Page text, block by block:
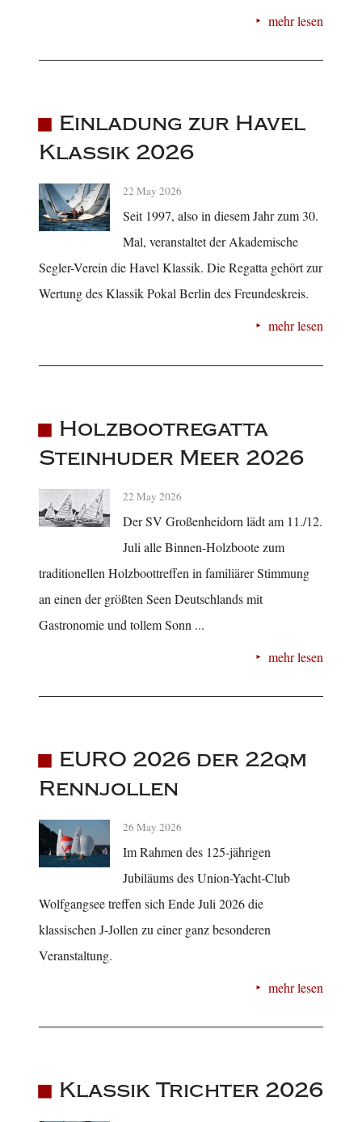
mehr lesen
Einladung zur Havel
Klassik 2026
22 May 2026
Seit 1997, also in diesem Jahr zum 30.
Mal, veranstaltet der Akademische
Segler-Verein die Havel Klassik. Die Regatta gehört zur
Wertung des Klassik Pokal Berlin des Freundeskreis.
mehr lesen
Holzbootregatta
Steinhuder Meer 2026
22 May 2026
Der SV Großenheidorn lädt am 11./12.
Juli alle Binnen-Holzboote zum
traditionellen Holzboottreffen in familiärer Stimmung
an einen der größten Seen Deutschlands mit
Gastronomie und tollem Sonn ...
mehr lesen
EURO 2026 der 22qm
Rennjollen
26 May 2026
Im Rahmen des 125-jährigen
Jubiläums des Union-Yacht-Club
Wolfgangsee treffen sich Ende Juli 2026 die
klassischen J-Jollen zu einer ganz besonderen
Veranstaltung.
mehr lesen
Klassik Trichter 2026